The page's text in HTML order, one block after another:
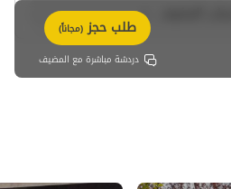
طلب حجز (مجاناً)
دردشة مباشرة مع المضيف